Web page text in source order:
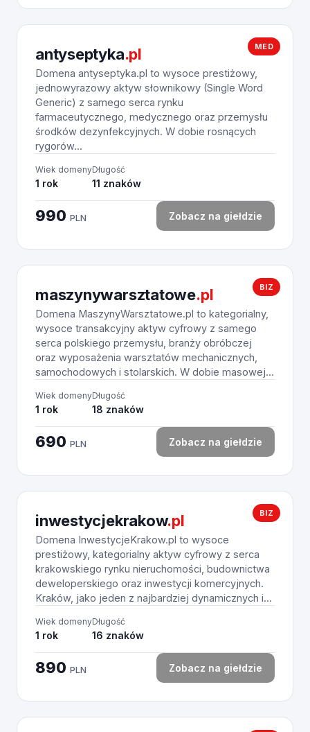
MED
antyseptyka.pl
Domena antyseptyka.pl to wysoce prestiżowy,
jednowyrazowy aktyw słownikowy (Single Word
Generic) z samego serca rynku
farmaceutycznego, medycznego oraz przemysłu
środków dezynfekcyjnych. W dobie rosnących
rygorów...
Wiek domeny
1 rok
Długość
11 znaków
990 PLN Zobacz na giełdzie
BIZ
maszynywarsztatowe.pl
Domena MaszynyWarsztatowe.pl to kategorialny,
wysoce transakcyjny aktyw cyfrowy z samego
serca polskiego przemysłu, branży obróbczej
oraz wyposażenia warsztatów mechanicznych,
samochodowych i stolarskich. W dobie masowej...
Wiek domeny
1 rok
Długość
18 znaków
690 PLN Zobacz na giełdzie
BIZ
inwestycjekrakow.pl
Domena InwestycjeKrakow.pl to wysoce
prestiżowy, kategorialny aktyw cyfrowy z serca
krakowskiego rynku nieruchomości, budownictwa
deweloperskiego oraz inwestycji komercyjnych.
Kraków, jako jeden z najbardziej dynamicznych i...
Wiek domeny
1 rok
Długość
16 znaków
890 PLN Zobacz na giełdzie